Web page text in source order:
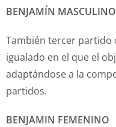
BENJAMÍN MASCULINO
También tercer partido
igualado en el que el
adaptándose a la
partidos.
BENJAMIN FEMENINO